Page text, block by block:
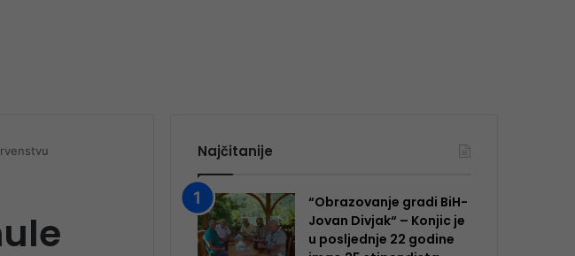
Najčitanije
“Obrazovanje gradi BiH-
Jovan Divjak“ – Konjic je
u posljednje 22 godine